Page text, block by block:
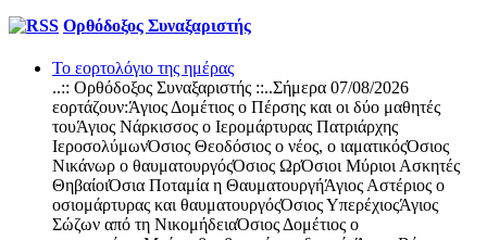
Ορθόδοξος Συναξαριστής
Το εορτολόγιο της ημέρας
..:: Ορθόδοξος Συναξαριστής ::..Σήμερα 07/08/2026
εορτάζουν:Άγιος Δομέτιος ο Πέρσης και οι δύο μαθητές
τουΆγιος Νάρκισσος ο Ιερομάρτυρας Πατριάρχης
ΙεροσολύμωνΌσιος Θεοδόσιος ο νέος, ο ιαματικόςΌσιος
Νικάνωρ ο θαυματουργόςΌσιος ΩρΌσιοι Μύριοι Ασκητές
ΘηβαίοιΌσια Ποταμία η ΘαυματουργήΆγιος Αστέριος ο
οσιομάρτυρας και θαυματουργόςΌσιος ΥπερέχιοςΆγιος
Σώζων από τη ΝικομήδειαΌσιος Δομέτιος ο